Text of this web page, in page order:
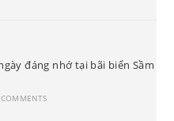
đáng nhớ tại bãi biển Sầm